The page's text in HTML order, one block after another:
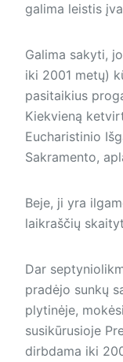
galima leistis
Galima sakyti,
iki 2001 metų)
pasitaikius
Kiekvieną
Eucharistinio
Sakramento,
Beje, ji yra
laikraščių
Dar
pradėjo sunkų
plytinėje,
susikūrusioje
dirbdama iki